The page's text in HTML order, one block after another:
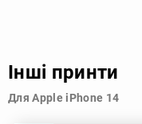
Інші принти
Для Apple iPhone 14